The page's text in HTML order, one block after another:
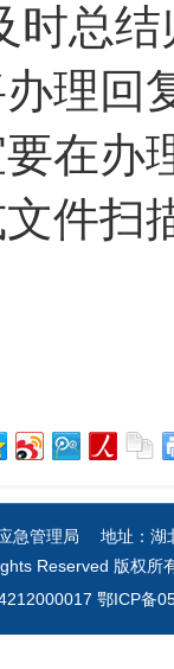
时总结
办理回
在办
文件
应急管理局 地址：
Reserved 版权所
鄂ICP备